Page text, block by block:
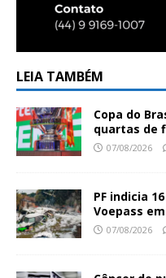
LEIA TAMBÉM
Copa do
quartas de
07/08/2026
PF indicia
Voepass
07/08/2026